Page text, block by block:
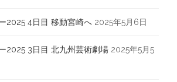
2025 4日目 移動宮崎へ 2025年5月6日
2025 3日目 北九州芸術劇場 2025年5月5